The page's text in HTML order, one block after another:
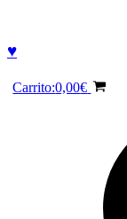
♥
Carrito:0,00€